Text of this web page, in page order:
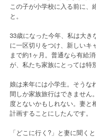
この子が小学校に入る前に、
と。
33歳になった今年、私は大
に一区切りをつけ、新しいキ
まで約1ヶ月。普通なら有給
が、私たち家族にとっては特
娘は来年には小学生。そうな
間しか家族旅行はできません
度とないかもしれない。妻と
計画することにしたんです。
「どこに行く?」と妻に聞く